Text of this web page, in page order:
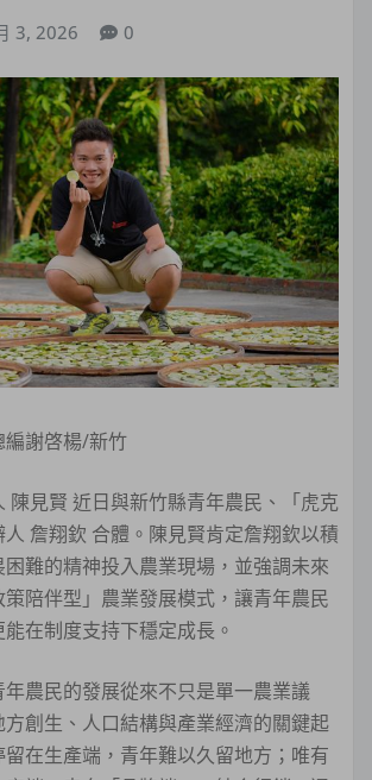
3, 2026 0
編謝啓楊/新竹
陳見賢 近日與新竹縣青年農民、「虎克
詹翔欽 合體。陳見賢肯定詹翔欽以積
難的精神投入農業現場，並強調未來
陪伴型」農業發展模式，讓青年農民
在制度支持下穩定成長。
農民的發展從來不只是單一農業議
創生、人口結構與產業經濟的關鍵起
在生產端，青年難以久留地方；唯有